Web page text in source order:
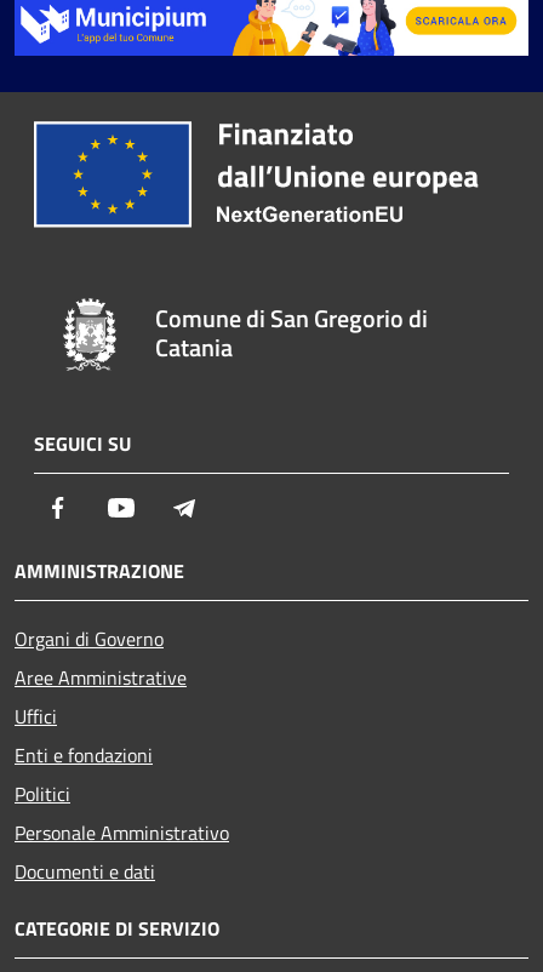
Comune di San Gregorio di
Catania
SEGUICI SU
Facebook Youtube
AMMINISTRAZIONE
Organi di Governo
Aree Amministrative
Uffici
Enti e fondazioni
Politici
Personale Amministrativo
Documenti e dati
CATEGORIE DI SERVIZIO